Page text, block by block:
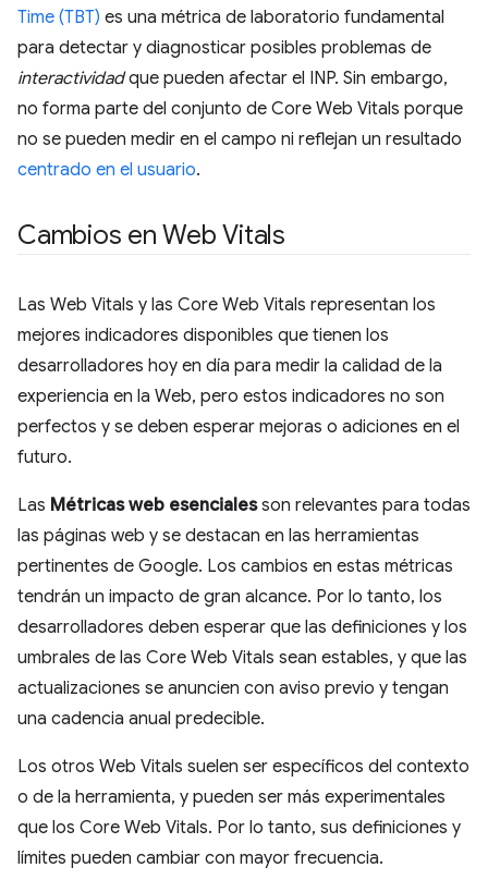
Time (TBT) es una métrica de laboratorio fundamental
para detectar y diagnosticar posibles problemas de
interactividadque pueden afectar el INP. Sin embargo,
no forma parte del conjunto de Core Web Vitals porque
no se pueden medir en el campo ni reflejan un resultado
centrado en el usuario.
Cambios en Web Vitals
Las Web Vitals y las Core Web Vitals representan los
mejores indicadores disponibles que tienen los
desarrolladores hoy en día para medir la calidad de la
experiencia en la Web, pero estos indicadores no son
perfectos y se deben esperar mejoras o adiciones en el
futuro.
Las Métricas web esencialesson relevantes para todas
las páginas web y se destacan en las herramientas
pertinentes de Google. Los cambios en estas métricas
tendrán un impacto de gran alcance. Por lo tanto, los
desarrolladores deben esperar que las definiciones y los
umbrales de las Core Web Vitals sean estables, y que las
actualizaciones se anuncien con aviso previo y tengan
una cadencia anual predecible.
Los otros Web Vitals suelen ser específicos del contexto
o de la herramienta, y pueden ser más experimentales
que los Core Web Vitals. Por lo tanto, sus definiciones y
límites pueden cambiar con mayor frecuencia.